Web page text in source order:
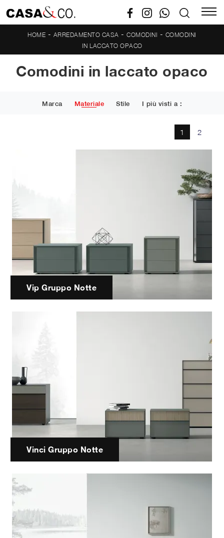
HOME - ARREDAMENTO CASA -COMODINI - COMODINI
IN LACCATO OPACO
Comodini in laccato opaco
Marca Materiale Stile I più visti a :
1 2
Vip Gruppo Notte
Vinci Gruppo Notte